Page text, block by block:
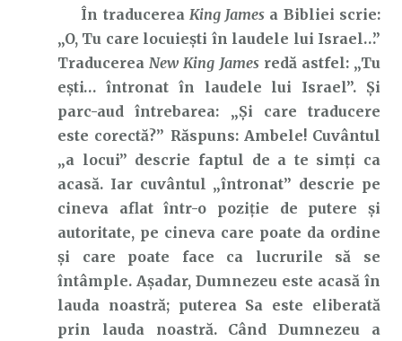
În traducerea King James a Bibliei scrie:
„O, Tu care locuiești în laudele lui Israel…”
TraducereaNew King Jamesredă astfel: „Tu
ești… întronat în laudele lui Israel”. Și
parc-aud întrebarea: „Și care traducere
este corectă?” Răspuns: Ambele! Cuvântul
„a locui” descrie faptul de a te simți ca
acasă. Iar cuvântul „întronat” descrie pe
cineva aflat într-o poziție de putere și
autoritate, pe cineva care poate da ordine
și care poate face ca lucrurile să se
întâmple. Așadar, Dumnezeu este acasă în
lauda noastră; puterea Sa este eliberată
prin lauda noastră. Când Dumnezeu a